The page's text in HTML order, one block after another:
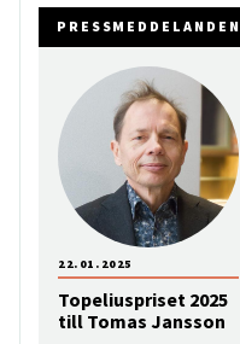
PRESSMEDDELANDEN
Topeliuspriset 2025
till Tomas Jansson
22.01.2025